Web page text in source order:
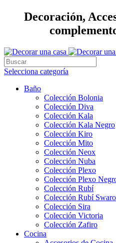
Decoración,
Selecciona categoría
Baño
Colección Bolonia
Colección Diva
Colección Kala
Colección Kala Negro
Colección Kiro
Colección Mito
Colección Neox
Colección Nuba
Colección Plexo
Colección Plexo
Colección Rubí
Colección Rubí
Colección Sira
Colección Victoria
Colección Zafiro
Cocina